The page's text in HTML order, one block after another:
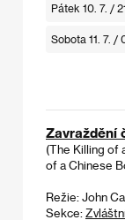
Pátek 10. 7. /
Sobota 11. 7. /
Zavraždění
(The Killing of
of a Chinese
Režie: John
Sekce: